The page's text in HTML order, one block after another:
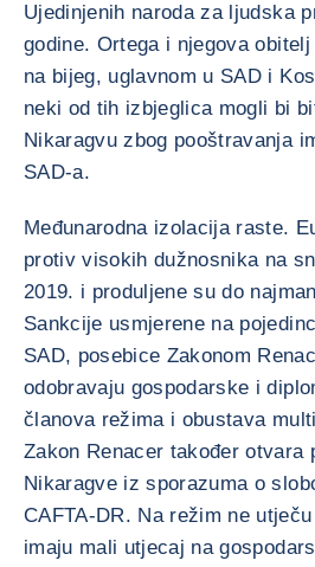
Ujedinjenih naroda za ljudska
godine. Ortega i njegova
na bijeg, uglavnom u SAD i
neki od tih izbjeglica mogli bi
Nikaragvu zbog pooštravanja
SAD-a.
Međunarodna izolacija raste.
protiv visokih dužnosnika na
2019. i produljene su do
Sankcije usmjerene na
SAD, posebice Zakonom
odobravaju gospodarske i
članova režima i obustava
Zakon Renacer također otvara
Nikaragve iz sporazuma o
CAFTA-DR. Na režim ne
imaju mali utjecaj na